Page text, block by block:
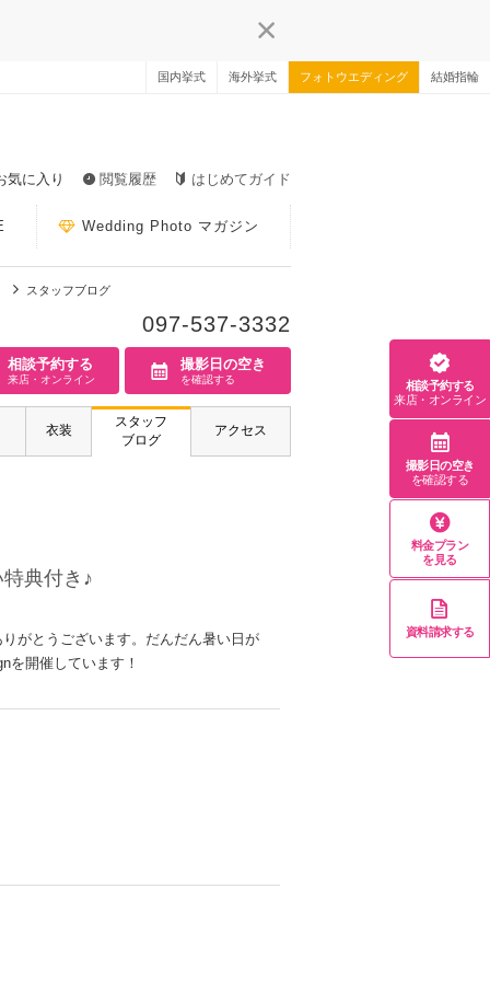
国内挙式 海外挙式 フォトウエディング 結婚指輪
気に入り 閲覧履歴 はじめてガイド
Wedding Photo マガジン
スタッフブログ
097-537-3332
相談予約する
来店・オンライン
撮影日の空き
を確認する
衣装
スタッフ
ブログ
アクセス
典付き♪
がとうございます。だんだん暑い日が
を開催しています！
相談予約する
来店・オンライン
撮影日の空き
を確認する
料金プラン
を見る
資料請求する